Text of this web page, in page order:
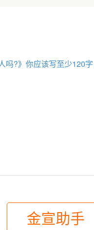
?》你应该写至少120
金宣助手